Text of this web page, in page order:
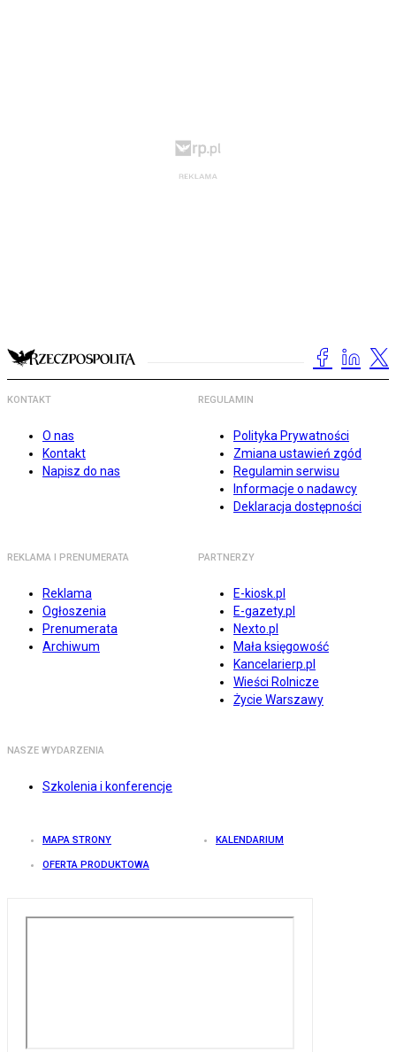
KONTAKT
O nas
Kontakt
Napisz do nas
REGULAMIN
Polityka Prywatności
Zmiana ustawień zgód
Regulamin serwisu
Informacje o nadawcy
Deklaracja dostępności
REKLAMA I PRENUMERATA
Reklama
Ogłoszenia
Prenumerata
Archiwum
PARTNERZY
E-kiosk.pl
E-gazety.pl
Nexto.pl
Mała księgowość
Kancelarierp.pl
Wieści Rolnicze
Życie Warszawy
NASZE WYDARZENIA
Szkolenia i konferencje
MAPA STRONY KALENDARIUM
OFERTA PRODUKTOWA